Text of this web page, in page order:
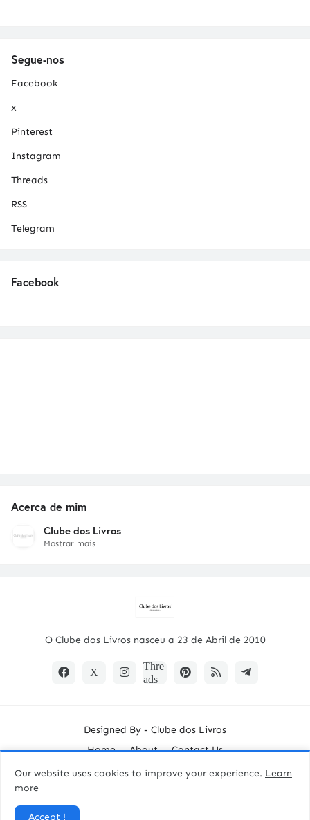
Segue-nos
Facebook
x
Pinterest
Instagram
Threads
RSS
Telegram
Facebook
Acerca de mim
Clube dos Livros
Mostrar mais
O Clube dos Livros nasceu a 23 de Abril de 2010
Designed By - Clube dos Livros
Home
About Contact Us
Our website uses cookies to improve your experience. Learn
more
Accept !